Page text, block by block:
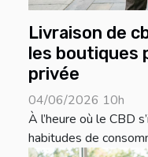
Livraison de
les
privée
04/06/2026 10h
À l’heure où le CBD
habitudes de